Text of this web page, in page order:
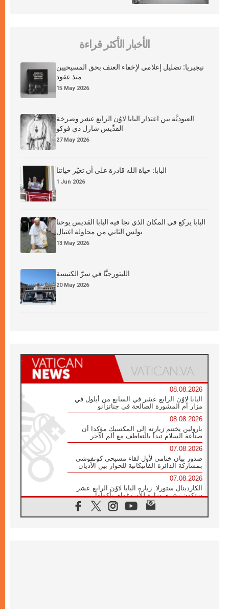
الأخبار الأكثر قراءة
نيجيريا: تضليل إعلامي لإخفاء العنف بحق المسيحيين
منذ عقود
15 May 2026
العبوديَّة بين اعتذار البابا لاوُن الرابع عشر وصرخة
القدِّيس شارل دي فوكو
27 May 2026
البابا: حياة الله قادرة على أن تغيّر حياتنا
1 Jun 2026
البابا يركع في المكان الذي نجا فيه البابا القديس يوحنا
بولس الثاني من محاولة اغتيال
13 May 2026
الليتورجيَّا في سرّ الكنيسة
20 May 2026
08.08.2026
البابا لاوُن الرابع عشر في السابع من أيلول في
مزار أم المشورة الصالحة في جناتزانو
08.08.2026
بارولين يختتم زيارته إلى المكسيك مؤكدا أن
صناعة السلام تبدأ بالتعاطف مع ألم الآخر
07.08.2026
صدور بيان ختامي لأول لقاء مسيحي كونفوشي
بمشاركة الدائرة الفاتيكانية للحوار بين الأديان
07.08.2026
الكاردينال ستورلا: زيارة البابا لاوُن الرابع عشر
ستكون بشرى سارة للأوروغواي بأكملها
الفاتيكان يعلن برنامج الزيارة الرسولية للبابا لاوُن